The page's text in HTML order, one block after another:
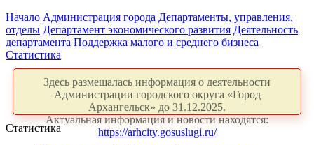
Начало Администрация города Департаменты, управления,
отделы Департамент экономического развития Деятельность
департамента Поддержка малого и среднего бизнеса
Статистика
Здесь размещалась информация о деятельности
Администрации городского округа «Город
Архангельск» до 31.12.2025.
Актуальная информация и новости находятся:
https://arhcity.gosuslugi.ru/
Статистика